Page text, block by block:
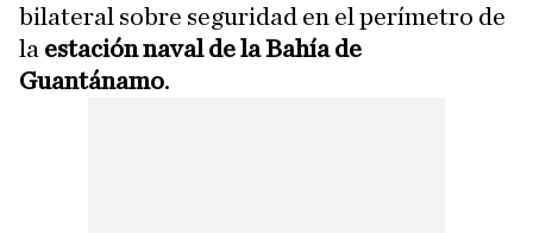
bilateral sobre seguridad en el perímetro de
la estación naval de la Bahía de
Guantánamo.